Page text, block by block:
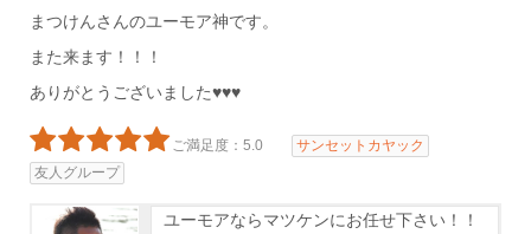
まつけんさんのユーモア神です。
また来ます！！！
ありがとうございました♥♥♥
ご満足度：5.0
サンセットカヤック
友人グループ
ユーモアならマツケンにお任せ下さい！！